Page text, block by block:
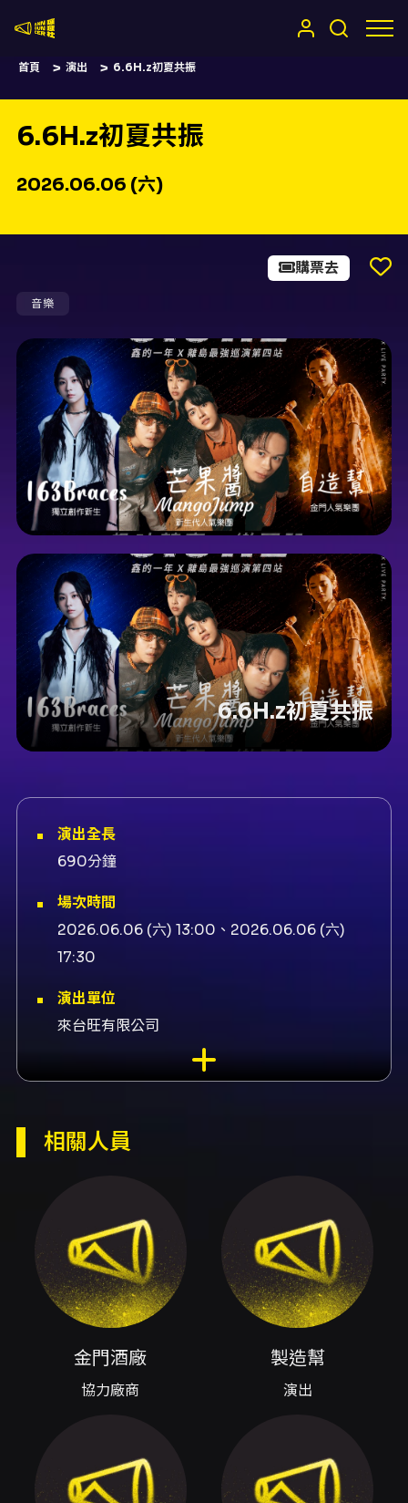
首頁 演出 6.6H.z初夏共振
6.6H.z初夏共振
2026.06.06 (六)
音樂
購票去
6.6H.z初夏共振
演出全長
690分鐘
場次時間
2026.06.06 (六) 13:00、2026.06.06 (六)
17:30
演出單位
來台旺有限公司
163braces、演出芒果醬
內容簡介
6.6H.z 初夏共振是一場在金門后湖海濱公園舉辦
的當地潮流盛典，活動將白天的趣味競技與傍晚
至夜晚的獨立音樂演出結合，並搭配青年創業與
天全民趣味競技場：以分組對抗賽形式進行，項
目含「終極密碼」、「相撲碰碰球」、「濕身突
擊隊」、「去你的屈原」等七大趣味遊戲。競賽
AirPods Pro 3 及現金等獎品。競賽組報名為一
組 4–5 人，報名即贈紀念毛巾。 - 傍晚搖滾接
相關人員
金門酒廠
協力廠商
製造幫
演出